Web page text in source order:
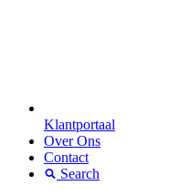
Klantportaal
Over Ons
Contact
Search